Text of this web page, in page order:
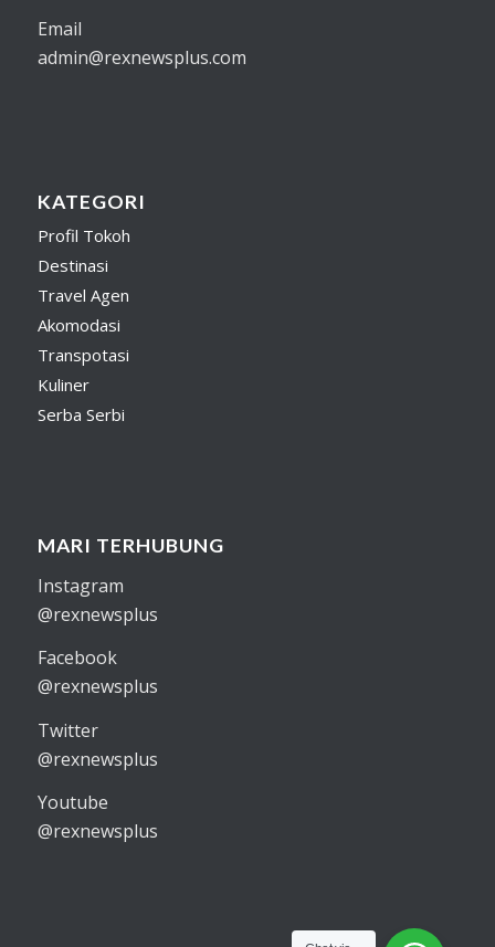
Email
admin@rexnewsplus.com
KATEGORI
Profil Tokoh
Destinasi
Travel Agen
Akomodasi
Transpotasi
Kuliner
Serba Serbi
MARI TERHUBUNG
Instagram
@rexnewsplus
Facebook
@rexnewsplus
Twitter
@rexnewsplus
Youtube
@rexnewsplus